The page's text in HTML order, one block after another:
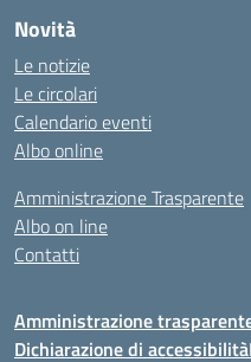
Novità
Le notizie
Le circolari
Calendario eventi
Albo online
Amministrazione Trasparente
Albo on line
Contatti
Amministrazione
Dichiarazione di accessibilità